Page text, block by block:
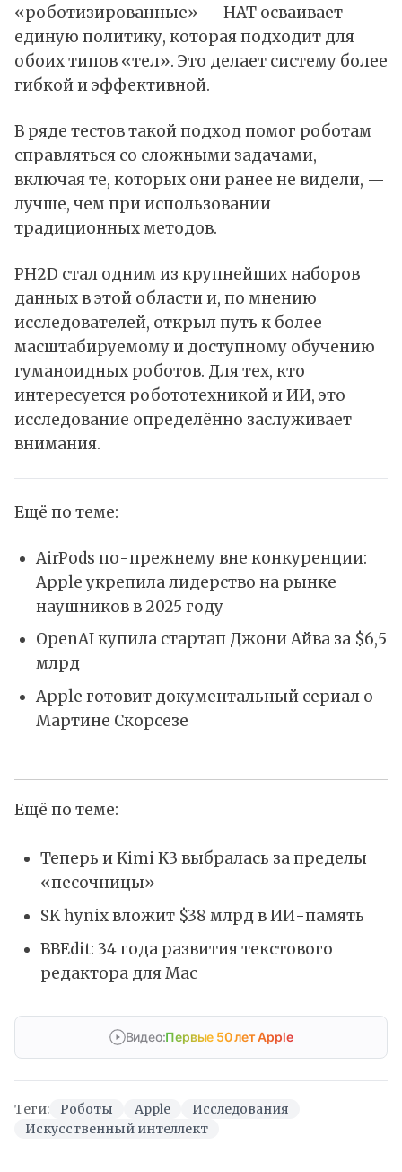
«роботизированные» — HAT осваивает
единую политику, которая подходит для
обоих типов «тел». Это делает систему более
гибкой и эффективной.
В ряде тестов такой подход помог роботам
справляться со сложными задачами,
включая те, которых они ранее не видели, —
лучше, чем при использовании
традиционных методов.
PH2D стал одним из крупнейших наборов
данных в этой области и, по мнению
исследователей, открыл путь к более
масштабируемому и доступному обучению
гуманоидных роботов. Для тех, кто
интересуется робототехникой иИИ, это
исследование определённо заслуживает
внимания.
Ещё по теме:
AirPods по-прежнему вне конкуренции:
Apple укрепила лидерство на рынке
наушников в 2025 году
OpenAI купила стартап Джони Айва за $6,5
млрд
Apple готовит документальный сериал о
Мартине Скорсезе
Ещё по теме:
Теперь и Kimi K3 выбралась за пределы
«песочницы»
SK hynix вложит $38 млрд в ИИ-память
BBEdit: 34 года развития текстового
редактора для Mac
Видео:Первые 50 лет Apple
Теги: Роботы Apple
Исследования
Искусственный интеллект